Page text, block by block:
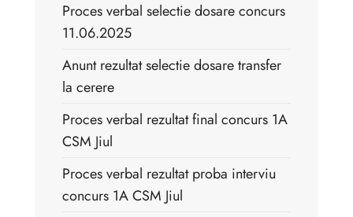
Proces verbal selectie dosare concurs
11.06.2025
Anunt rezultat selectie dosare transfer
la cerere
Proces verbal rezultat final concurs 1A
CSM Jiul
Proces verbal rezultat proba interviu
concurs 1A CSM Jiul